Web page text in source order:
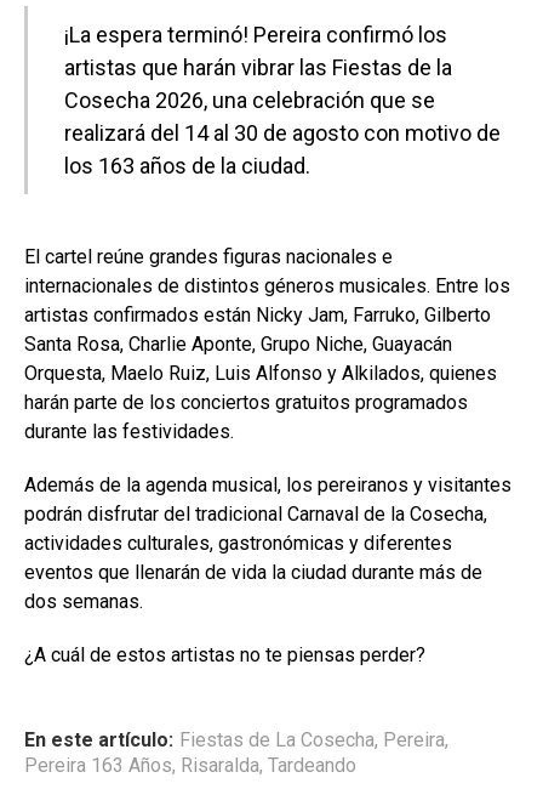
¡La espera terminó! Pereira confirmó los
artistas que harán vibrar las Fiestas de la
Cosecha 2026, una celebración que se
realizará del 14 al 30 de agosto con motivo de
los 163 años de la ciudad.
El cartel reúne grandes figuras nacionales e
internacionales de distintos géneros musicales. Entre los
artistas confirmados están Nicky Jam, Farruko, Gilberto
Santa Rosa, Charlie Aponte, Grupo Niche, Guayacán
Orquesta, Maelo Ruiz, Luis Alfonso y Alkilados, quienes
harán parte de los conciertos gratuitos programados
durante las festividades.
Además de la agenda musical, los pereiranos y visitantes
podrán disfrutar del tradicional Carnaval de la Cosecha,
actividades culturales, gastronómicas y diferentes
eventos que llenarán de vida la ciudad durante más de
dos semanas.
¿A cuál de estos artistas no te piensas perder?
En este artículo: Fiestas de La Cosecha, Pereira,
Pereira 163 Años, Risaralda, Tardeando